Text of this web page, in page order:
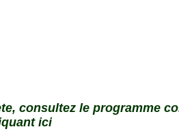
consultez le programme
ici